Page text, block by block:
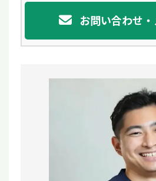
お問い合わせ